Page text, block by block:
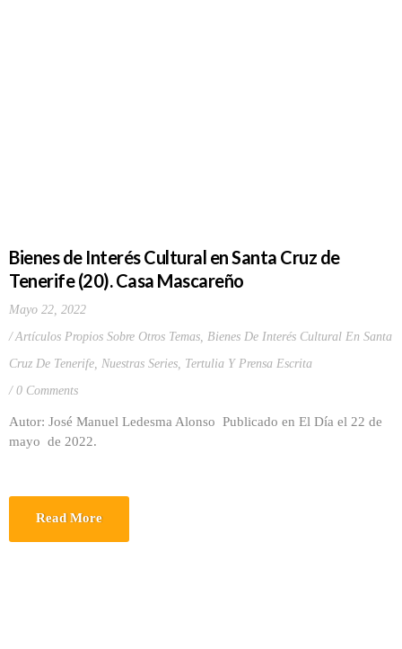
Bienes de Interés Cultural en Santa Cruz de
Tenerife (20). Casa Mascareño
Mayo 22, 2022
Artículos Propios Sobre Otros Temas, Bienes De Interés Cultural En Santa
Cruz De Tenerife, Nuestras Series, Tertulia Y Prensa Escrita
0 Comments
Autor: José Manuel Ledesma Alonso Publicado en El Día el 22 de
mayo de 2022.
Read More